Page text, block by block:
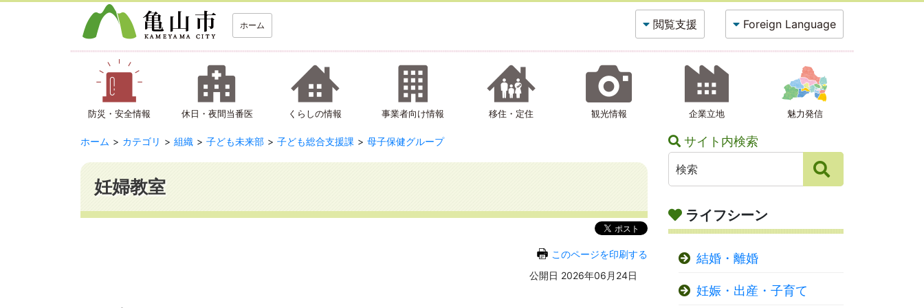
ホーム 閲覧支援 Foreign Language
防災・安全情報 休日・夜間当番医 くらしの情報 事業者向け情報 移住・定住 観光情報 企業立地 魅力発信
ホーム カテゴリ 組織 子ども未来部 子ども総合支援課 母子保健グループ
妊婦教室
このページを印刷する
公開日 2026年06月24日
サイト内検索
ライフシーン
結婚・離婚
妊娠・出産・子育て